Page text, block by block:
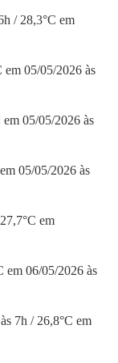
/ 28,3°C em
em 05/05/2026 às
05/05/2026 às
05/05/2026 às
em
em 06/05/2026 às
7h / 26,8°C em